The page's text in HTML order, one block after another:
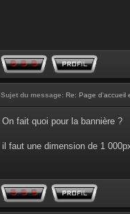
Sujet du message: Re: Page d'accueil
On fait quoi pour la bannière ?
il faut une dimension de 1